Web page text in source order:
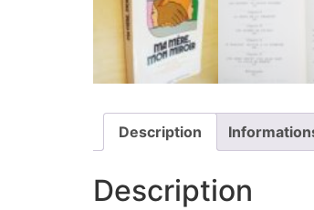
Description
Description